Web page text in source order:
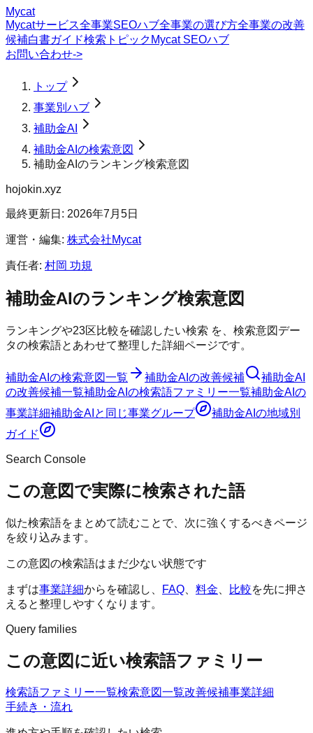
Mycat
Mycatサービス全事業SEOハブ全事業の選び方全事業の改善
候補白書ガイド検索トピック Mycat SEOハブ
お問い合わせ->
トップ
事業別ハブ
補助金AI
補助金AIの検索意図
補助金AIのランキング検索意図
hojokin.xyz
最終更新日: 2026年7月5日
運営・編集: 株式会社Mycat
責任者: 村岡 功規
補助金AIのランキング検索意図
ランキングや23区比較を確認したい検索 を、検索意図デー
タの検索語とあわせて整理した詳細ページです。
補助金AI の検索意図一覧 補助金AI の改善候補
補助金AI
の改善候補一覧補助金AI の検索語ファミリー一覧補助金AI の
事業詳細補助金AI と同じ事業グループ 補助金AI の地域別
ガイド
Search Console
この意図で実際に検索された語
似た検索語をまとめて読むことで、次に強くするべきページ
を絞り込みます。
この意図の検索語はまだ少ない状態です
まずは事業詳細からを確認し、 FAQ 料金 比較を先に押さ
えると整理しやすくなります。
Query families
この意図に近い検索語ファミリー
検索語ファミリー一覧検索意図一覧改善候補事業詳細
手続き・流れ